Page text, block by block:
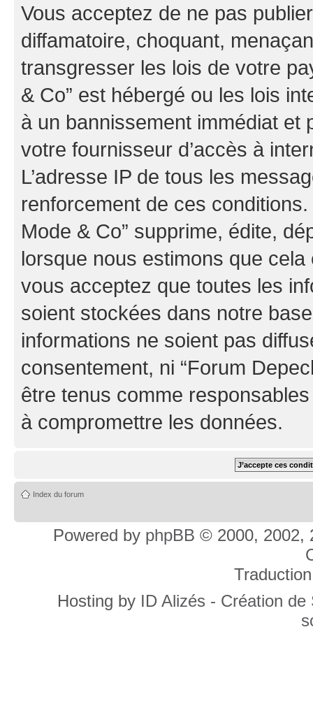
Vous acceptez de ne pas
diffamatoire, choquant,
transgresser les lois de votre
& Co” est hébergé ou les lois
à un bannissement immédiat et
votre fournisseur d’accès à
L’adresse IP de tous les
renforcement de ces
Mode & Co” supprime, édite,
lorsque nous estimons que cela
vous acceptez que toutes les
soient stockées dans notre
informations ne soient pas
consentement, ni “Forum
être tenus comme
à compromettre les données.
Index du forum
Powered by phpBB © 2000, 2002,
Hosting by ID Alizés - Création